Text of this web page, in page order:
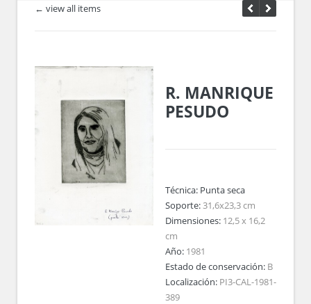
← view all items
R. MANRIQUE
PESUDO
Técnica: Punta seca
Soporte:31,6x23,3 cm
Dimensiones: 12,5 x 16,2
cm
Año: 1981
Estado de conservación: B
Localización: PI3-CAL-1981-
389